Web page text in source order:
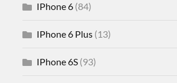
IPhone 6 (84)
IPhone 6 Plus (13)
IPhone 6S (93)